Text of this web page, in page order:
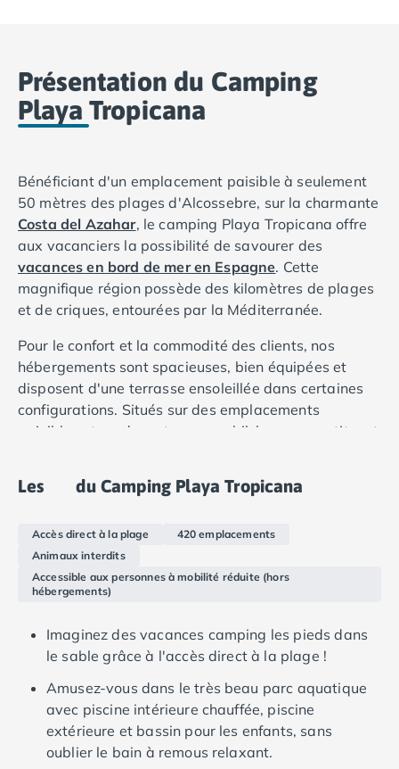
Camping Caen
Camping Honfleur
Camping Houlgate
Camping Mont Saint Michel
Camping Bretagne
Camping Côtes d'Armor
Camping Erquy
Camping Saint-Cast-le-Guildo
Camping Finistère
Camping Benodet
Camping Brest
Camping Carantec
Camping Concarneau
Camping Douarnenez
Camping Fouesnant
Camping Roscoff
Camping Cancale
Camping Dinard
Camping Saint-Malo
Camping Morbihan
Camping Carnac
Camping La Trinité sur Mer
Camping Locmariaquer
Camping Penestin
Camping Quiberon
Camping Sarzeau
Présentation du Camping
Playa Tropicana
Bénéficiant d'un emplacement paisible à seulement
50 mètres des plages d'Alcossebre, sur la charmante
Costa del Azahar, le camping Playa Tropicana offre
aux vacanciers la possibilité de savourer des
vacances en bord de mer en Espagne. Cette
magnifique région possède des kilomètres de plages
et de criques, entourées par la Méditerranée.
Pour le confort et la commodité des clients, nos
hébergements sont spacieuses, bien équipées et
disposent d'une terrasse ensoleillée dans certaines
configurations. Situés sur des emplacements
paisibles et verdoyants, nos mobil-homes constituent
Tropicana.
Les du Camping Playa Tropicana
Accès direct à la plage
420 emplacements
Animaux interdits
Accessible aux personnes à mobilité réduite (hors
hébergements)
Imaginez des vacances camping les pieds dans
le sable grâce à l'accès direct à la plage !
Amusez-vous dans le très beau parc aquatique
avec piscine intérieure chauffée, piscine
extérieure et bassin pour les enfants, sans
oublier le bain à remous relaxant.